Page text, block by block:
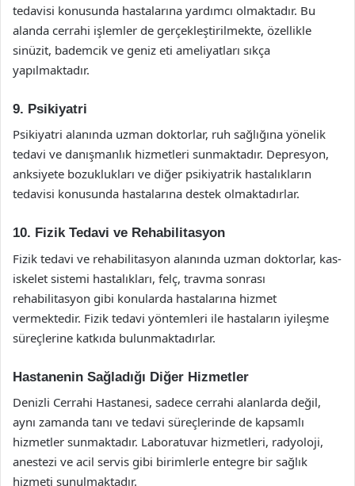
tedavisi konusunda hastalarına yardımcı olmaktadır. Bu
alanda cerrahi işlemler de gerçekleştirilmekte, özellikle
sinüzit, bademcik ve geniz eti ameliyatları sıkça
yapılmaktadır.
9. Psikiyatri
Psikiyatri alanında uzman doktorlar, ruh sağlığına yönelik
tedavi ve danışmanlık hizmetleri sunmaktadır. Depresyon,
anksiyete bozuklukları ve diğer psikiyatrik hastalıkların
tedavisi konusunda hastalarına destek olmaktadırlar.
10. Fizik Tedavi ve Rehabilitasyon
Fizik tedavi ve rehabilitasyon alanında uzman doktorlar, kas-
iskelet sistemi hastalıkları, felç, travma sonrası
rehabilitasyon gibi konularda hastalarına hizmet
vermektedir. Fizik tedavi yöntemleri ile hastaların iyileşme
süreçlerine katkıda bulunmaktadırlar.
Hastanenin Sağladığı Diğer Hizmetler
Denizli Cerrahi Hastanesi, sadece cerrahi alanlarda değil,
aynı zamanda tanı ve tedavi süreçlerinde de kapsamlı
hizmetler sunmaktadır. Laboratuvar hizmetleri, radyoloji,
anestezi ve acil servis gibi birimlerle entegre bir sağlık
hizmeti sunulmaktadır.